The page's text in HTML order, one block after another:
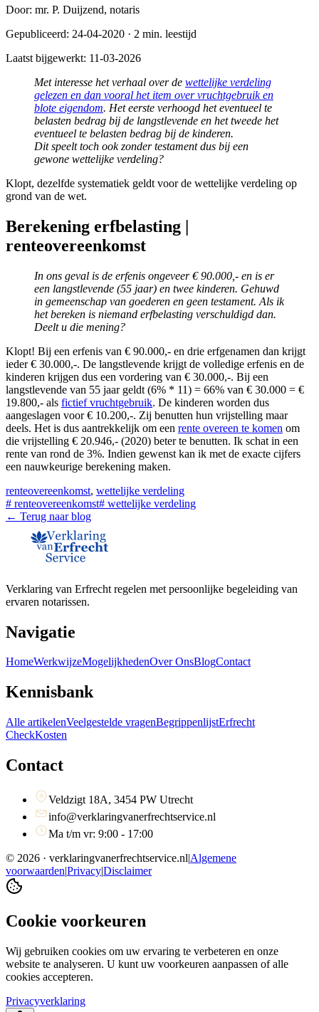
Door: mr. P. Duijzend, notaris
Gepubliceerd: 24-04-2020 · 2 min. leestijd
Laatst bijgewerkt: 11-03-2026
Met interesse het verhaal over de wettelijke verdeling
gelezen en dan vooral het item over vruchtgebruik en
blote eigendom. Het eerste verhoogd het eventueel te
belasten bedrag bij de langstlevende en het tweede het
eventueel te belasten bedrag bij de kinderen.
Dit speelt toch ook zonder testament dus bij een
gewone wettelijke verdeling?
Klopt, dezelfde systematiek geldt voor de wettelijke verdeling op
grond van de wet.
Berekening erfbelasting |
renteovereenkomst
In ons geval is de erfenis ongeveer € 90.000,- en is er
een langstlevende (55 jaar) en twee kinderen. Gehuwd
in gemeenschap van goederen en geen testament. Als ik
het bereken is niemand erfbelasting verschuldigd dan.
Deelt u die mening?
Klopt! Bij een erfenis van € 90.000,- en drie erfgenamen dan krijgt
ieder € 30.000,-. De langstlevende krijgt de volledige erfenis en de
kinderen krijgen dus een vordering van € 30.000,-. Bij een
langstlevende van 55 jaar geldt (6% * 11) = 66% van € 30.000 = €
19.800,- als fictief vruchtgebruik. De kinderen worden dus
aangeslagen voor € 10.200,-. Zij benutten hun vrijstelling maar
deels. Het is dus aantrekkelijk om een rente overeen te komen om
die vrijstelling € 20.946,- (2020) beter te benutten. Ik schat in een
rente van rond de 3%. Indien gewenst kan ik met de exacte cijfers
een nauwkeurige berekening maken.
renteovereenkomst, wettelijke verdeling
# renteovereenkomst# wettelijke verdeling
← Terug naar blog
Verklaring van Erfrecht regelen met persoonlijke begeleiding van
ervaren notarissen.
Navigatie
HomeWerkwijzeMogelijkhedenOver OnsBlogContact
Kennisbank
Alle artikelenVeelgestelde vragenBegrippenlijstErfrecht
CheckKosten
Contact
Veldzigt 18A, 3454 PW Utrecht
info@verklaringvanerfrechtservice.nl
Ma t/m vr: 9:00 - 17:00
© 2026 · verklaringvanerfrechtservice.nl|Algemene
voorwaarden|Privacy|Disclaimer
Cookie voorkeuren
Wij gebruiken cookies om uw ervaring te verbeteren en onze
website te analyseren. U kunt uw voorkeuren aanpassen of alle
cookies accepteren.
Privacyverklaring